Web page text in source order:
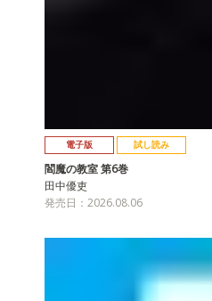
電子版 試し読み
閻魔の教室 第6巻
田中優吏
発売日：2026.08.06